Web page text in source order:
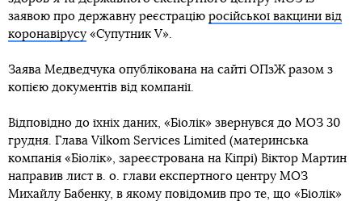
заявою про державну реєстрацію російської вакцини від
коронавірусу «Супутник V».
Заява Медведчука опублікована на сайті ОПзЖ разом з
копією документів від компанії.
Відповідно до їхніх даних, «Біолік» звернувся до МОЗ 30
грудня. Глава Vilkom Services Limited (материнська
компанія «Біолік», зареєстрована на Кіпрі) Віктор Мартин
направив лист в. о. глави експертного центру МОЗ
Михайлу Бабенку, в якому повідомив про те, що «Біолік»